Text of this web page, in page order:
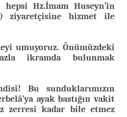
hepsi Hz.İmam Huseyn’in
ziyaretçisine hizmet ile
umuyoruz. Önümüzdeki
ikramda bulunmak
Bu sunduklarımızın
ayak bastığın vakit
zerresi kadar bile etmez